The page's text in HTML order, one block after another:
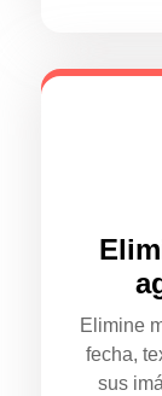
Elimine
fecha,
sus